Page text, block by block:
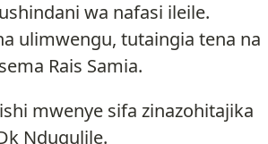
wa nafasi ileile.
ulimwengu, tutaingia tena na
Rais Samia.
mwenye sifa zinazohitajika
Ndugulile.